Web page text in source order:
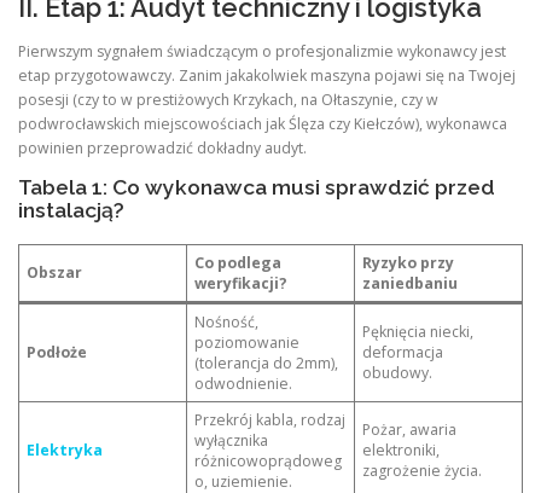
II. Etap 1: Audyt techniczny i logistyka
Pierwszym sygnałem świadczącym o profesjonalizmie wykonawcy jest
etap przygotowawczy. Zanim jakakolwiek maszyna pojawi się na Twojej
posesji (czy to w prestiżowych Krzykach, na Ołtaszynie, czy w
podwrocławskich miejscowościach jak Ślęza czy Kiełczów), wykonawca
powinien przeprowadzić dokładny audyt.
Tabela 1: Co wykonawca musi sprawdzić przed
instalacją?
Obszar
Co podlega
weryfikacji?
Ryzyko przy
zaniedbaniu
Podłoże
Nośność,
poziomowanie
(tolerancja do 2mm),
odwodnienie.
Pęknięcia niecki,
deformacja
obudowy.
Elektryka
Przekrój kabla, rodzaj
wyłącznika
różnicowoprądoweg
o, uziemienie.
Pożar, awaria
elektroniki,
zagrożenie życia.